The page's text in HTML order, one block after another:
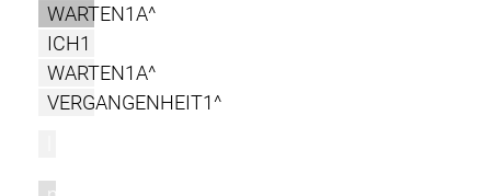
WARTEN1A^
ICH1
WARTEN1A^
VERGANGENHEIT1^